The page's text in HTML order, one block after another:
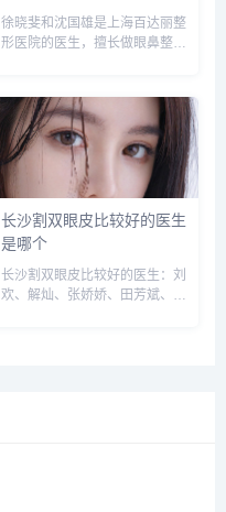
徐晓斐和沈国雄是上海百达丽整
形医院的医生，擅长做眼鼻整形
添加微信号：wuyoubianmei或
者直接拨打400-616-6769，查
询更多医生口...
长沙割双眼皮比较好的医生
是哪个
长沙割双眼皮比较好的医生：刘
欢、解灿、张娇娇、田芳斌、余